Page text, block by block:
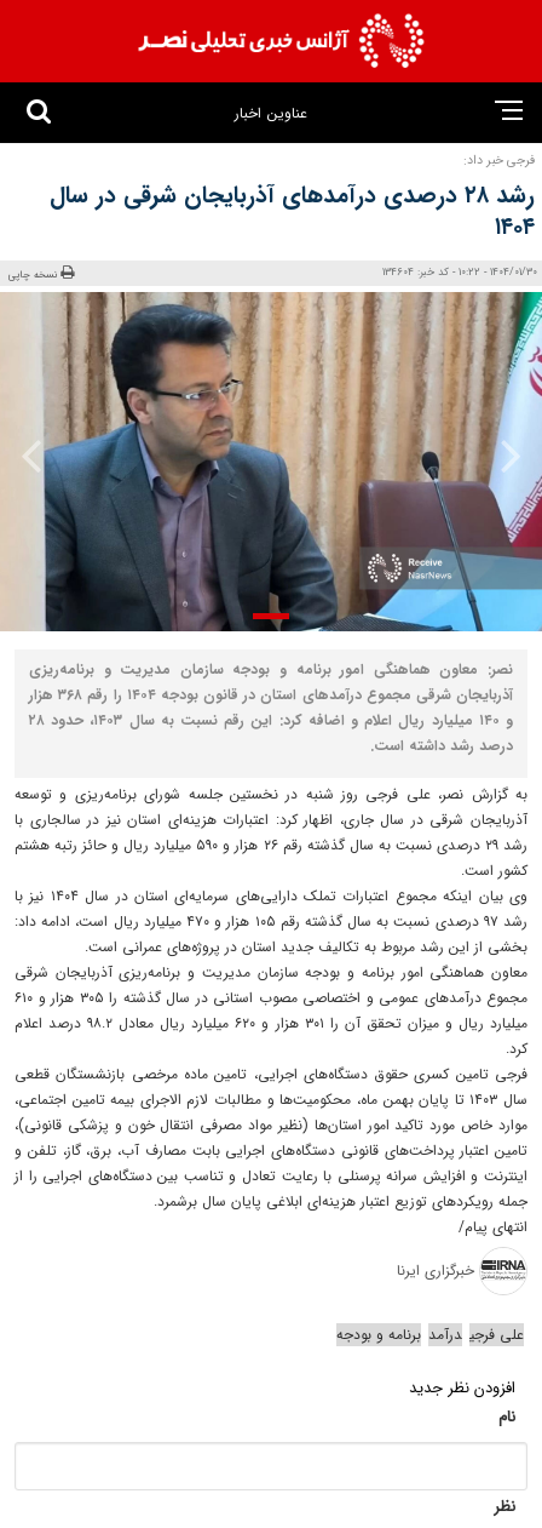
عناوین اخبار
فرجی خبر داد:
رشد ۲۸ درصدی درآمدهای آذربایجان شرقی در سال
۱۴۰۴
1404/01/30 - 10:22 - کد خبر: 134604 نسخه چاپی
نصر: معاون هماهنگی امور برنامه و بودجه سازمان مدیریت و برنامه‌ریزی
آذربایجان شرقی مجموع درآمدهای استان در قانون بودجه ۱۴۰۴ را رقم ۳۶۸ هزار
و ۱۴۰ میلیارد ریال اعلام و اضافه کرد: این رقم نسبت به سال ۱۴۰۳، حدود ۲۸
درصد رشد داشته است.
به گزارش نصر، علی فرجی روز شنبه در نخستین جلسه شورای برنامه‌ریزی و توسعه
آذربایجان شرقی در سال جاری، اظهار کرد: اعتبارات هزینه‌ای استان نیز در سالجاری با
رشد ۲۹ درصدی نسبت به سال گذشته رقم ۲۶ هزار و ۵۹۰ میلیارد ریال و حائز رتبه هشتم
کشور است.
وی بیان اینکه مجموع اعتبارات تملک دارایی‌های سرمایه‌ای استان در سال ۱۴۰۴ نیز با
رشد ۹۷ درصدی نسبت به سال گذشته رقم ۱۰۵ هزار و ۴۷۰ میلیارد ریال است، ادامه داد:
بخشی از این رشد مربوط به تکالیف جدید استان در پروژه‌های عمرانی است.
معاون هماهنگی امور برنامه و بودجه سازمان مدیریت و برنامه‌ریزی آذربایجان شرقی
مجموع درآمدهای عمومی و اختصاصی مصوب استانی در سال گذشته را ۳۰۵ هزار و ۶۱۰
میلیارد ریال و میزان تحقق آن را ۳۰۱ هزار و ۶۲۰ میلیارد ریال معادل ۹۸.۲ درصد اعلام
کرد.
فرجی تامین کسری حقوق دستگاه‌های اجرایی، تامین ماده مرخصی بازنشستگان قطعی
سال ۱۴۰۳ تا پایان بهمن ماه، محکومیت‌ها و مطالبات لازم الاجرای بیمه تامین اجتماعی،
موارد خاص مورد تاکید امور استان‌ها (نظیر مواد مصرفی انتقال خون و پزشکی قانونی)،
تامین اعتبار پرداخت‌های قانونی دستگاه‌های اجرایی بابت مصارف آب، برق، گاز، تلفن و
اینترنت و افزایش سرانه پرسنلی با رعایت تعادل و تناسب بین دستگاه‌های اجرایی را از
جمله رویکردهای توزیع اعتبار هزینه‌ای ابلاغی پایان سال برشمرد.
انتهای پیام/
خبرگزاری ایرنا
علی فرجی درآمد برنامه و بودجه
افزودن نظر جدید
نام
نظر